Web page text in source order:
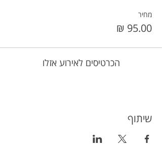
מחיר
הכרטיסים לאירוע אזלו
שיתוף